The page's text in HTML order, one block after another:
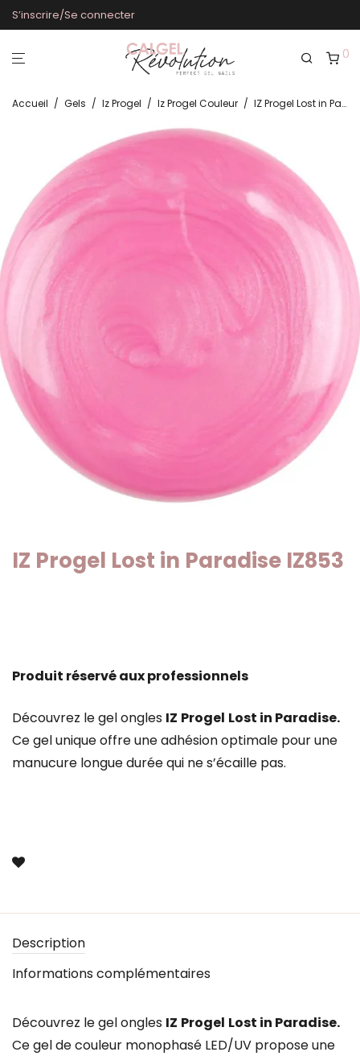
S’inscrire/Se connecter
0
Accueil / Gels / Iz Progel / Iz Progel Couleur / IZ Progel Lost in Paradise IZ853
IZ Progel Lost in Paradise IZ853
Produit réservé aux professionnels
Découvrez le gel ongles IZ Progel Lost in Paradise.
Ce gel unique offre une adhésion optimale pour une
manucure longue durée qui ne s’écaille pas.
Description
Informations complémentaires
Découvrez le gel ongles IZ Progel Lost in Paradise.
Ce gel de couleur monophasé LED/UV propose une